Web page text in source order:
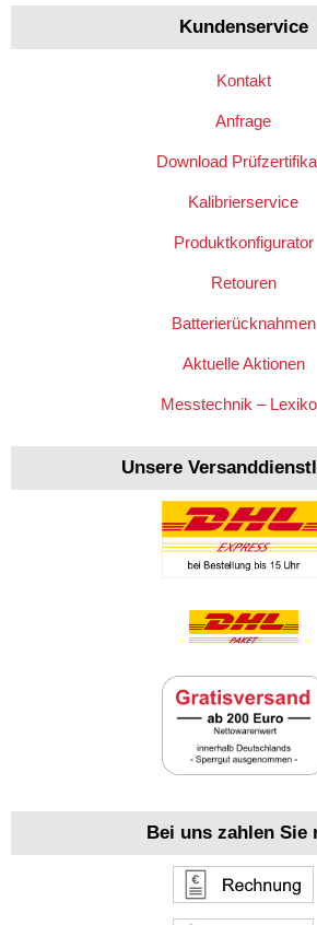
Kundenservice
Kontakt
Anfrage
Download
Kalibrierservice
Produktkonfigurator
Retouren
Batterierücknahmen
Aktuelle Aktionen
Messtechnik –
Unsere
Bei uns zahlen Sie